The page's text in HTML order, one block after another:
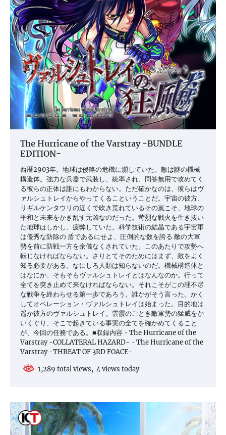
The Hurricane of the Varstray −BUNDLE
EDITION−
西暦2903年。地球は侵略の危機に瀕していた。敵は謎の機械
構造体。強力な兵器で武装し、統率され、問答無用で攻めてく
る彼らの正体は誰にもわからない。ただ確かなのは、彼らはヴ
ァルシュトレイからやってくるこということだ。宇宙の彼方、
リギルケンタウリの近くで吹き荒れているその嵐こそ、地球の
平和と未来をかき乱す元凶なのだった。苛烈な戦火を生き抜い
た地球はしかし、疲弊していた。科学技術の結晶である宇宙軍
は優秀な防除の 盾であるにせよ、圧倒的な数を誇る 敵の大軍
勢を前に防戦一方を余儀なくされていた。このあたりで攻勢へ
転じなければならない。さりとてそのためにはまず、敵をよく
知る必要がある。なにしろ人類は知らないのだ。機械構造体と
はなにか、そもそもヴァルシュトレイとはなんなのか。行って
全てを突き止めて来なければならない。それこそがこの理不尽
な戦争を終わらせる第一歩であろう。誰かがそう言った。かく
してオペレーション・ヴァルシュトレイは始まった。目的地は
遥か彼方のヴァルシュトレイ。雲霞のごとき敵軍勢の猛威をか
いくぐり、そこで起きている事実の全てを確かめてくること
が、今回の任務である。■収録内容・The Hurricane of the
Varstray -COLLATERAL HAZARD-・The Hurricane of the
Varstray -THREAT OF 3RD FOACE-
1,289 total views, 4 views today